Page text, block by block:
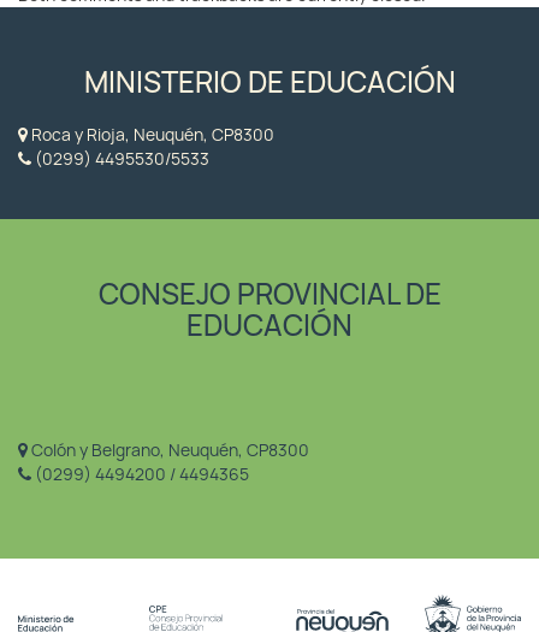
MINISTERIO DE EDUCACIÓN
Roca y Rioja, Neuquén, CP8300
(0299) 4495530/5533
CONSEJO PROVINCIAL DE
EDUCACIÓN
Colón y Belgrano, Neuquén, CP8300
(0299) 4494200 / 4494365